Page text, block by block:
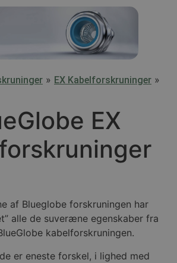
» EX Kabelforskruninger »
EX
af Blueglobe forskruningen har
alle de suveræne egenskaber fra
kabelforskruningen.
er eneste forskel, i lighed med